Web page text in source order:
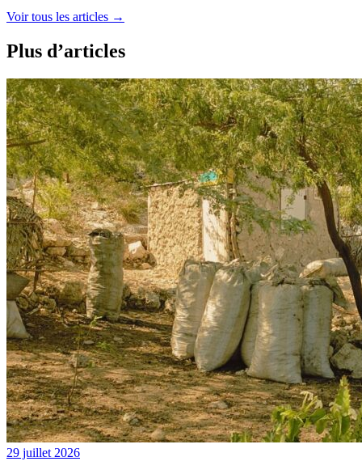
Voir tous les articles →
Plus d’articles
29 juillet 2026